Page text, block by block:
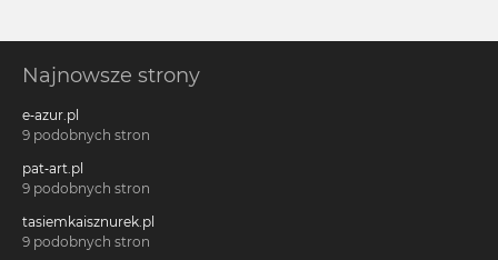
Najnowsze strony
e-azur.pl
9 podobnych stron
pat-art.pl
9 podobnych stron
tasiemkaisznurek.pl
9 podobnych stron